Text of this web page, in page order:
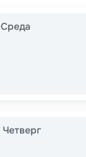
Среда
Четверг